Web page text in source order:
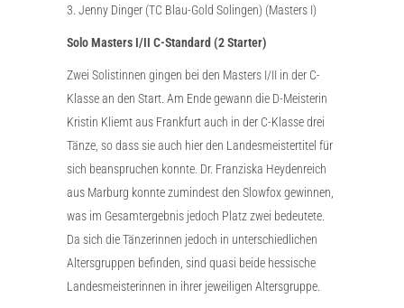
3. Jenny Dinger (TC Blau-Gold Solingen) (Masters I)
Solo Masters I/II C-Standard (2 Starter)
Zwei Solistinnen gingen bei den Masters I/II in der C-
Klasse an den Start. Am Ende gewann die D-Meisterin
Kristin Kliemt aus Frankfurt auch in der C-Klasse drei
Tänze, so dass sie auch hier den Landesmeistertitel für
sich beanspruchen konnte. Dr. Franziska Heydenreich
aus Marburg konnte zumindest den Slowfox gewinnen,
was im Gesamtergebnis jedoch Platz zwei bedeutete.
Da sich die Tänzerinnen jedoch in unterschiedlichen
Altersgruppen befinden, sind quasi beide hessische
Landesmeisterinnen in ihrer jeweiligen Altersgruppe.